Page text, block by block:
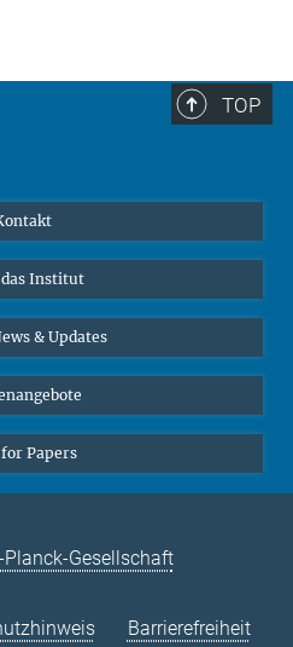
TOP
Institut
& Updates
Papers
Planck-Gesellschaft
Barrierefreiheit